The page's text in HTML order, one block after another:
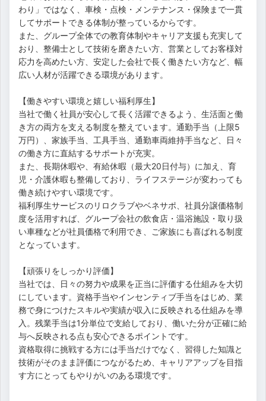
わり」ではなく、車検・点検・メンテナンス・保険まで一貫
してサポートできる体制が整っているからです。
また、グループ全体での教育体制やキャリア支援も充実して
おり、整備士として技術を磨きたい方、営業としてお客様対
応力を高めたい方、安定した会社で長く働きたい方など、幅
広い人材が活躍できる環境があります。
【働きやすい環境と嬉しい福利厚生】
当社で働く社員が安心して長く活躍できるよう、生活面と働
き方の両方を支える制度を整えています。通勤手当（上限5
万円）、家族手当、工具手当、通勤車両維持手当など、日々
の働き方に直結するサポートが充実。
また、長期休暇や、有給休暇（最大20日付与）に加え、育
児・介護休暇も整備しており、ライフステージが変わっても
働き続けやすい環境です。
福利厚生サービスのリロクラブやベネサポ、社員分譲価格制
度を活用すれば、グループ会社の飲食店・温浴施設・取り扱
い車種などが社員価格で利用でき、ご家族にも喜ばれる制度
となっています。
【頑張りをしっかり評価】
当社では、日々の努力や成果を正当に評価する仕組みを大切
にしています。資格手当やインセンティブ手当をはじめ、業
務で身につけたスキルや実績が収入に反映される仕組みを導
入。残業手当は1分単位で支給しており、働いた分が正確に給
与へ反映される点も安心できるポイントです。
資格取得に挑戦する方には手当だけでなく、習得した知識と
技術がそのまま評価につながるため、キャリアアップを目指
す方にとってもやりがいのある環境です。